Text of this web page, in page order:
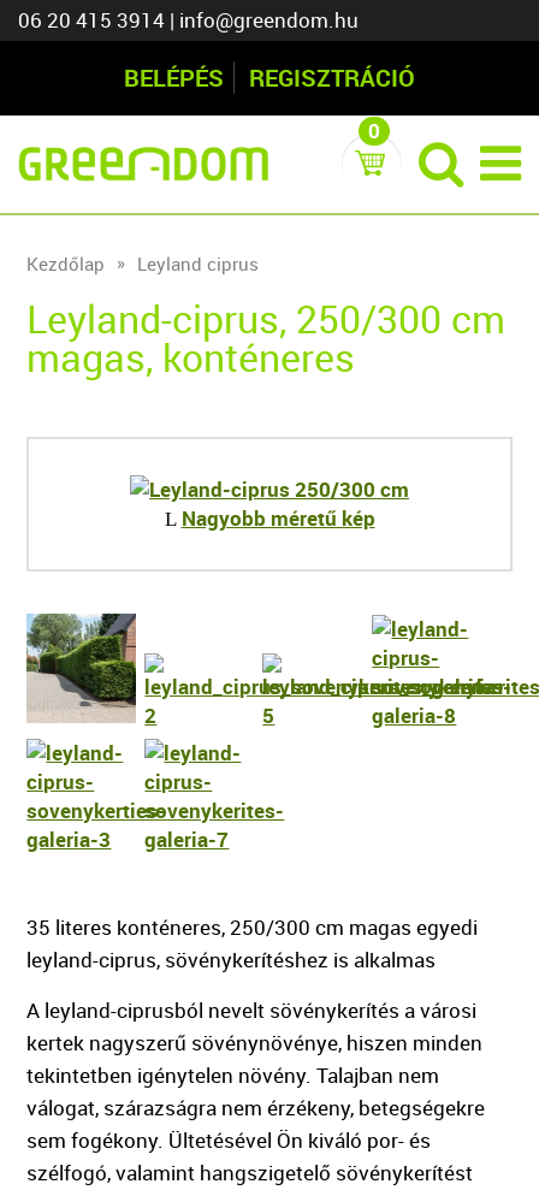
06 20 415 3914 | info@greendom.hu
BELÉPÉS REGISZTRÁCIÓ
0
Kezdőlap Leyland ciprus
Leyland-ciprus, 250/300 cm
magas, konténeres
L Nagyobb méretű kép
35 literes konténeres, 250/300 cm magas egyedi
leyland-ciprus, sövénykerítéshez is alkalmas
A leyland-ciprusból nevelt sövénykerítés a városi
kertek nagyszerű sövénynövénye, hiszen minden
tekintetben igénytelen növény. Talajban nem
válogat, szárazságra nem érzékeny, betegségekre
sem fogékony. Ültetésével Ön kiváló por- és
szélfogó, valamint hangszigetelő sövénykerítést